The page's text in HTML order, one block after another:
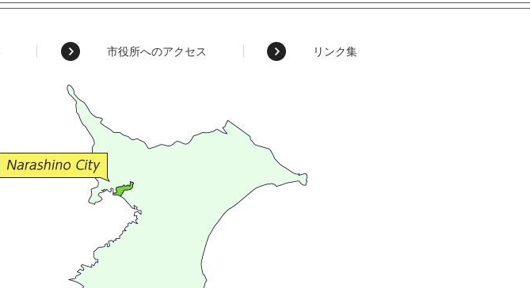
市役所へのアクセス リンク集